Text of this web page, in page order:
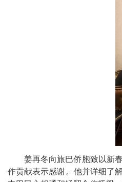
姜再冬向旅巴侨胞致以新
作贡献表示感谢。他并详细了